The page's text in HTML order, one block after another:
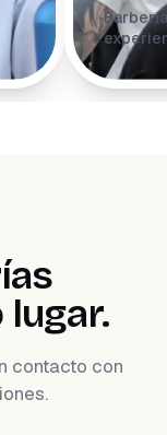
lugar.
contacto con